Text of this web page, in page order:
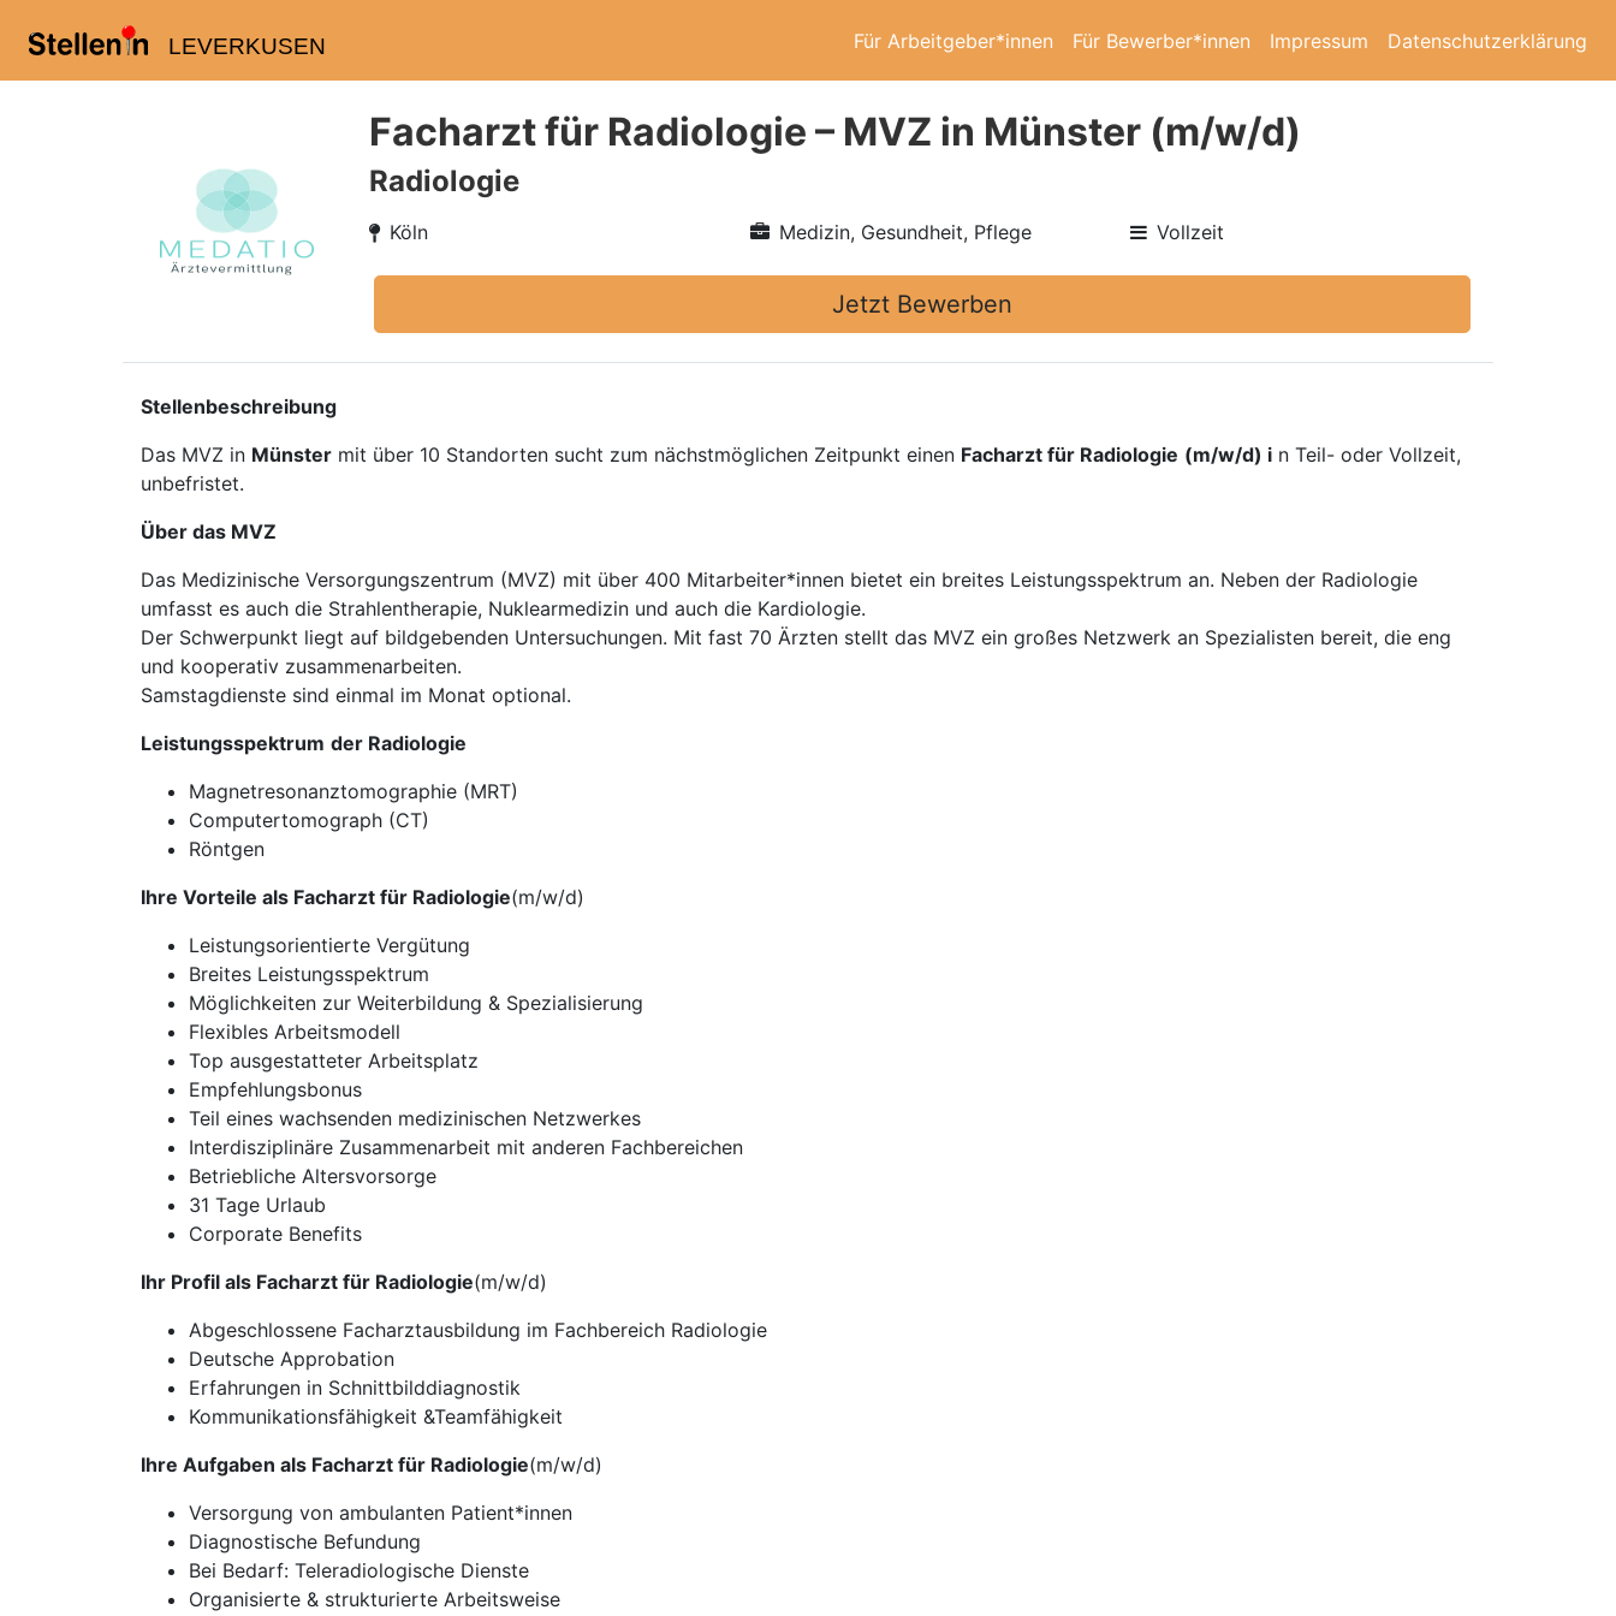
LEVERKUSEN Für Arbeitgeber*innen Für Bewerber*innen Impressum Datenschutzerklärung
Facharzt für Radiologie – MVZ in Münster (m/w/d)
Radiologie
Köln Medizin, Gesundheit, Pflege Vollzeit
Jetzt Bewerben
Stellenbeschreibung
Das MVZ in Münster mit über 10 Standorten sucht zum nächstmöglichen Zeitpunkt einen Facharzt für Radiologie (m/w/d) i n Teil- oder Vollzeit,
unbefristet.
Über das MVZ
Das Medizinische Versorgungszentrum (MVZ) mit über 400 Mitarbeiter*innen bietet ein breites Leistungsspektrum an. Neben der Radiologie
umfasst es auch die Strahlentherapie, Nuklearmedizin und auch die Kardiologie.
Der Schwerpunkt liegt auf bildgebenden Untersuchungen. Mit fast 70 Ärzten stellt das MVZ ein großes Netzwerk an Spezialisten bereit, die eng
und kooperativ zusammenarbeiten.
Samstagdienste sind einmal im Monat optional.
Leistungsspektrum der Radiologie
Magnetresonanztomographie (MRT)
Computertomograph (CT)
Röntgen
Ihre Vorteile als Facharzt für Radiologie(m/w/d)
Leistungsorientierte Vergütung
Breites Leistungsspektrum
Möglichkeiten zur Weiterbildung & Spezialisierung
Flexibles Arbeitsmodell
Top ausgestatteter Arbeitsplatz
Empfehlungsbonus
Teil eines wachsenden medizinischen Netzwerkes
Interdisziplinäre Zusammenarbeit mit anderen Fachbereichen
Betriebliche Altersvorsorge
31 Tage Urlaub
Corporate Benefits
Ihr Profil als Facharzt für Radiologie(m/w/d)
Abgeschlossene Facharztausbildung im Fachbereich Radiologie
Deutsche Approbation
Erfahrungen in Schnittbilddiagnostik
Kommunikationsfähigkeit &Teamfähigkeit
Ihre Aufgaben als Facharzt für Radiologie(m/w/d)
Versorgung von ambulanten Patient*innen
Diagnostische Befundung
Bei Bedarf: Teleradiologische Dienste
Organisierte & strukturierte Arbeitsweise